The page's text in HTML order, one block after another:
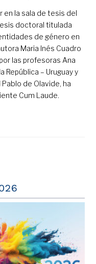
en la sala de tesis del
doctoral titulada
de género en
Maria Inés Cuadro
las profesoras Ana
República – Uruguay y
de Olavide, ha
Cum Laude.